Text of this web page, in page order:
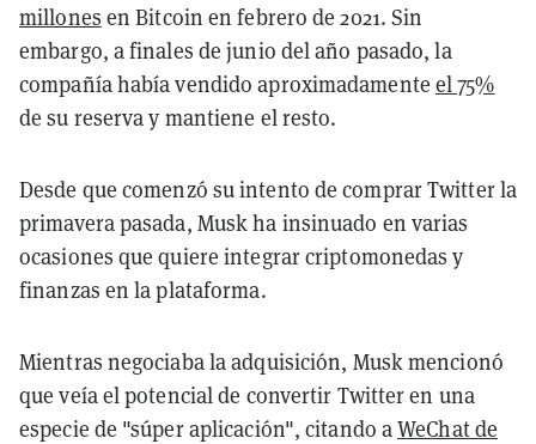
millones en Bitcoin en febrero de 2021. Sin
embargo, a finales de junio del año pasado, la
compañía había vendido aproximadamente el 75%
de su reserva y mantiene el resto.
Desde que comenzó su intento de comprar Twitter la
primavera pasada, Musk ha insinuado en varias
ocasiones que quiere integrar criptomonedas y
finanzas en la plataforma.
Mientras negociaba la adquisición, Musk mencionó
que veía el potencial de convertir Twitter en una
especie de "súper aplicación", citando aWeChat de